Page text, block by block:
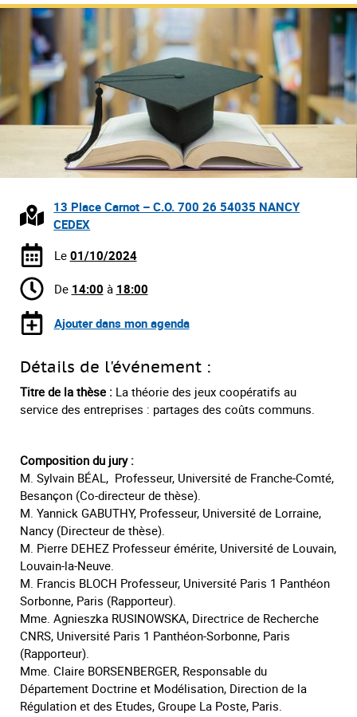
13 Place Carnot – C.O. 700 26 54035 NANCY
CEDEX
Le 01/10/2024
De 14:00 à 18:00
Ajouter dans mon agenda
Détails de l'événement :
Titre de la thèse : La théorie des jeux coopératifs au
service des entreprises : partages des coûts communs.
Composition du jury :
M. Sylvain BÉAL, Professeur, Université de Franche-Comté,
Besançon (Co-directeur de thèse).
M. Yannick GABUTHY, Professeur, Université de Lorraine,
Nancy (Directeur de thèse).
M. Pierre DEHEZ Professeur émérite, Université de Louvain,
Louvain-la-Neuve.
M. Francis BLOCH Professeur, Université Paris 1 Panthéon
Sorbonne, Paris (Rapporteur).
Mme. Agnieszka RUSINOWSKA, Directrice de Recherche
CNRS, Université Paris 1 Panthéon-Sorbonne, Paris
(Rapporteur).
Mme. Claire BORSENBERGER, Responsable du
Département Doctrine et Modélisation, Direction de la
Régulation et des Etudes, Groupe La Poste, Paris.